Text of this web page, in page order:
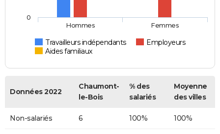
Travailleurs indépendants
Employeurs
Aides familiaux
Hommes Femmes
0
Données 2022
Chaumont-
le-Bois
% des
salariés
Moyenne
des villes
Non-salariés 6 100% 100%